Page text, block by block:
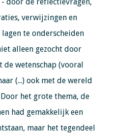
verwijzingen en
te onderscheiden
alleen gezocht door
wetenschap (vooral
(...) ook met de wereld
het grote thema, de
had gemakkelijk een
maar het tegendeel